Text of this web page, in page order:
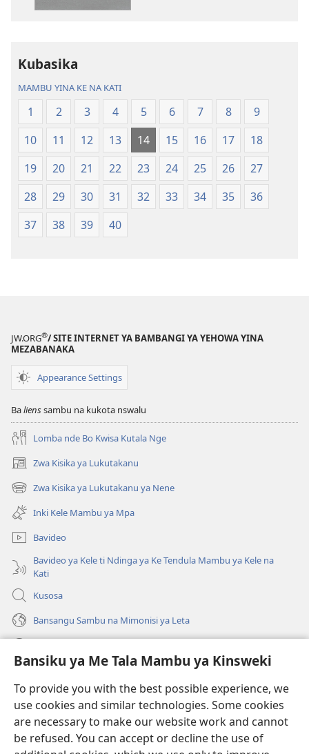
Bansiku ya Me Tala Mambu ya Kinsweki
To provide you with the best possible experience, we
use cookies and similar technologies. Some cookies
are necessary to make our website work and cannot
be refused. You can accept or decline the use of
Mbalula
Nsi-
Ntoto
Mpa
(Kubasika
ya
Mbalula
Nsi-
Ntoto
Mpa
(Kubasika
ya
Kubasika
MAMBU YINA KE NA KATI
1 2 3 4 5 6 7 8
9
10
11 12 13 14 15 16 17
18
19
20 21 22 23 24 25 26
27
28
29 30 31 32 33 34 35
36
37
38 39 40
JW.ORG®/ SITE INTERNET YA BAMBANGI YA YEHOWA YINA
MEZABANAKA
Appearance Settings
Balienssambu na kukota nswalu
Lomba nde Bo Kwisa Kutala Nge
Zwa Kisika ya Lukutakanu
(ke
kangula
lutiti
ya
mpa)
Zwa Kisika ya Lukutakanu ya Nene
(ke
kangula
lutiti
ya
mpa)
Inki Kele Mambu ya Mpa
Bavideo
Bavideo ya Kele ti Ndinga ya Ke Tendula Mambu ya Kele na
Kati
Kusosa
Bansangu Sambu na Mimonisi ya Leta
(ke
kangula
lutiti
ya
mpa)
Watchtower BIBLIOTEKE NA INTERNET
(ke
kangula
lutiti
JW Hub ®